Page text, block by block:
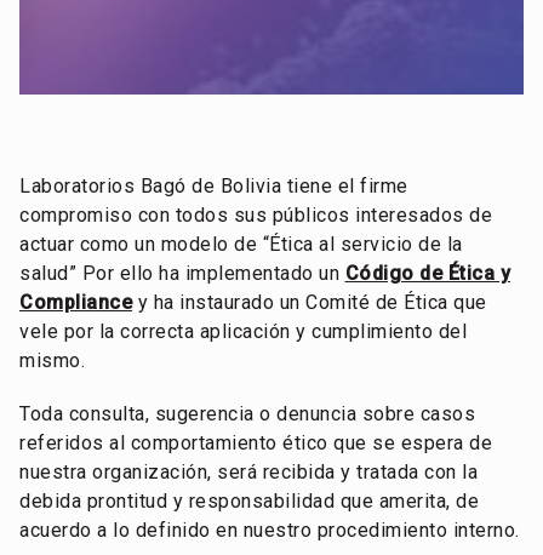
Laboratorios Bagó de Bolivia tiene el firme
compromiso con todos sus públicos interesados de
actuar como un modelo de “Ética al servicio de la
salud” Por ello ha implementado un Código de Ética y
Compliancey ha instaurado un Comité de Ética que
vele por la correcta aplicación y cumplimiento del
mismo.
Toda consulta, sugerencia o denuncia sobre casos
referidos al comportamiento ético que se espera de
nuestra organización, será recibida y tratada con la
debida prontitud y responsabilidad que amerita, de
acuerdo a lo definido en nuestro procedimiento interno.